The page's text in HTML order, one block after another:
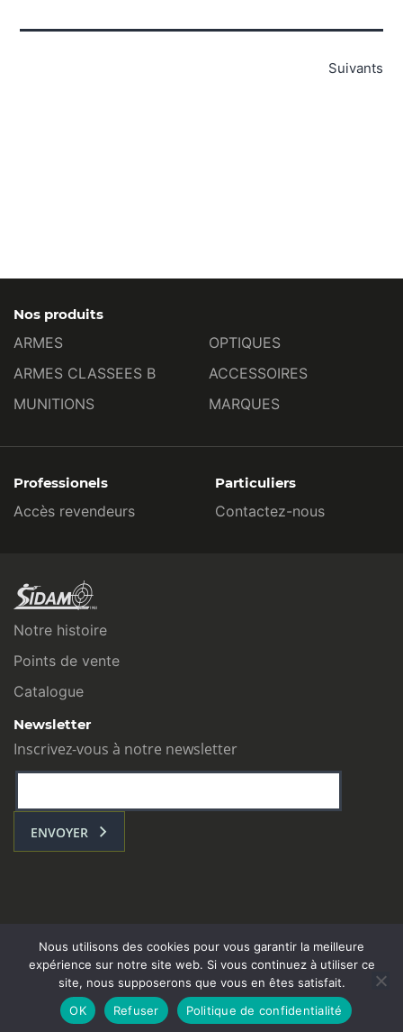
Suivants
Nos produits
ARMES
ARMES CLASSEES B
MUNITIONS
OPTIQUES
ACCESSOIRES
MARQUES
Professionels
Accès revendeurs
Particuliers
Contactez-nous
Notre histoire
Points de vente
Catalogue
Newsletter
Inscrivez-vous à notre newsletter
ENVOYER
L’ATELIER COM : Toulouse - contact@atelier-com.fr
Mentions légales
Nous utilisons des cookies pour vous garantir la meilleure
expérience sur notre site web. Si vous continuez à utiliser ce
site, nous supposerons que vous en êtes satisfait.
OK
Refuser Politique de confidentialité